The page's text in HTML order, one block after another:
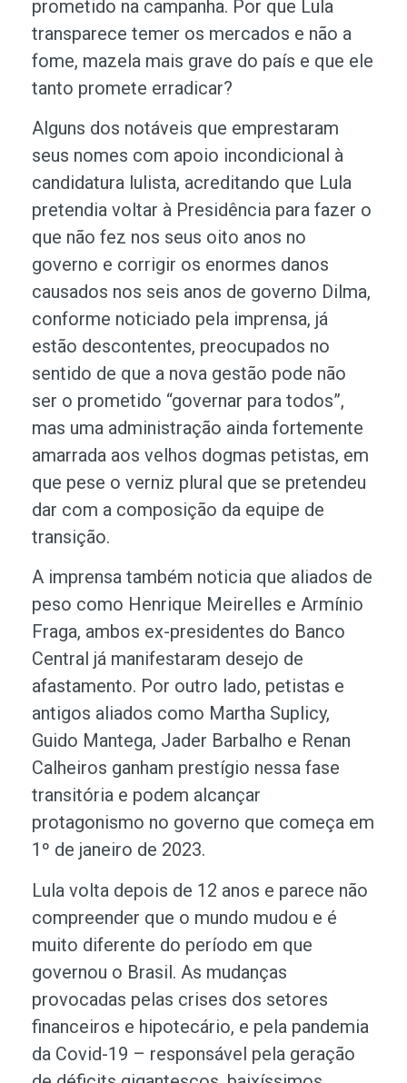
prometido na campanha. Por que Lula
transparece temer os mercados e não a
fome, mazela mais grave do país e que ele
tanto promete erradicar?
Alguns dos notáveis que emprestaram
seus nomes com apoio incondicional à
candidatura lulista, acreditando que Lula
pretendia voltar à Presidência para fazer o
que não fez nos seus oito anos no
governo e corrigir os enormes danos
causados nos seis anos de governo Dilma,
conforme noticiado pela imprensa, já
estão descontentes, preocupados no
sentido de que a nova gestão pode não
ser o prometido “governar para todos”,
mas uma administração ainda fortemente
amarrada aos velhos dogmas petistas, em
que pese o verniz plural que se pretendeu
dar com a composição da equipe de
transição.
A imprensa também noticia que aliados de
peso como Henrique Meirelles e Armínio
Fraga, ambos ex-presidentes do Banco
Central já manifestaram desejo de
afastamento. Por outro lado, petistas e
antigos aliados como Martha Suplicy,
Guido Mantega, Jader Barbalho e Renan
Calheiros ganham prestígio nessa fase
transitória e podem alcançar
protagonismo no governo que começa em
1º de janeiro de 2023.
Lula volta depois de 12 anos e parece não
compreender que o mundo mudou e é
muito diferente do período em que
governou o Brasil. As mudanças
provocadas pelas crises dos setores
financeiros e hipotecário, e pela pandemia
da Covid-19 – responsável pela geração